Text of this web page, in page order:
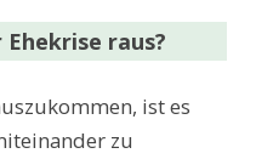
raus?
ist es
zu